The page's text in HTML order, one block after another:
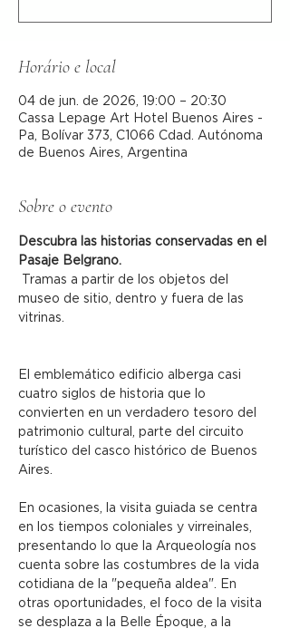
Horário e local
04 de jun. de 2026, 19:00 – 20:30
Cassa Lepage Art Hotel Buenos Aires -
Pa, Bolívar 373, C1066 Cdad. Autónoma
de Buenos Aires, Argentina
Sobre o evento
Descubra las historias conservadas en el
Pasaje Belgrano.
museo de sitio, dentro y fuera de las
vitrinas.
El emblemático edificio alberga casi
cuatro siglos de historia que lo
convierten en un verdadero tesoro del
patrimonio cultural, parte del circuito
turístico del casco histórico de Buenos
Aires.
En ocasiones, la visita guiada se centra
en los tiempos coloniales y virreinales,
presentando lo que la Arqueología nos
cuenta sobre las costumbres de la vida
cotidiana de la "pequeña aldea". En
otras oportunidades, el foco de la visita
se desplaza a la Belle Époque, a la